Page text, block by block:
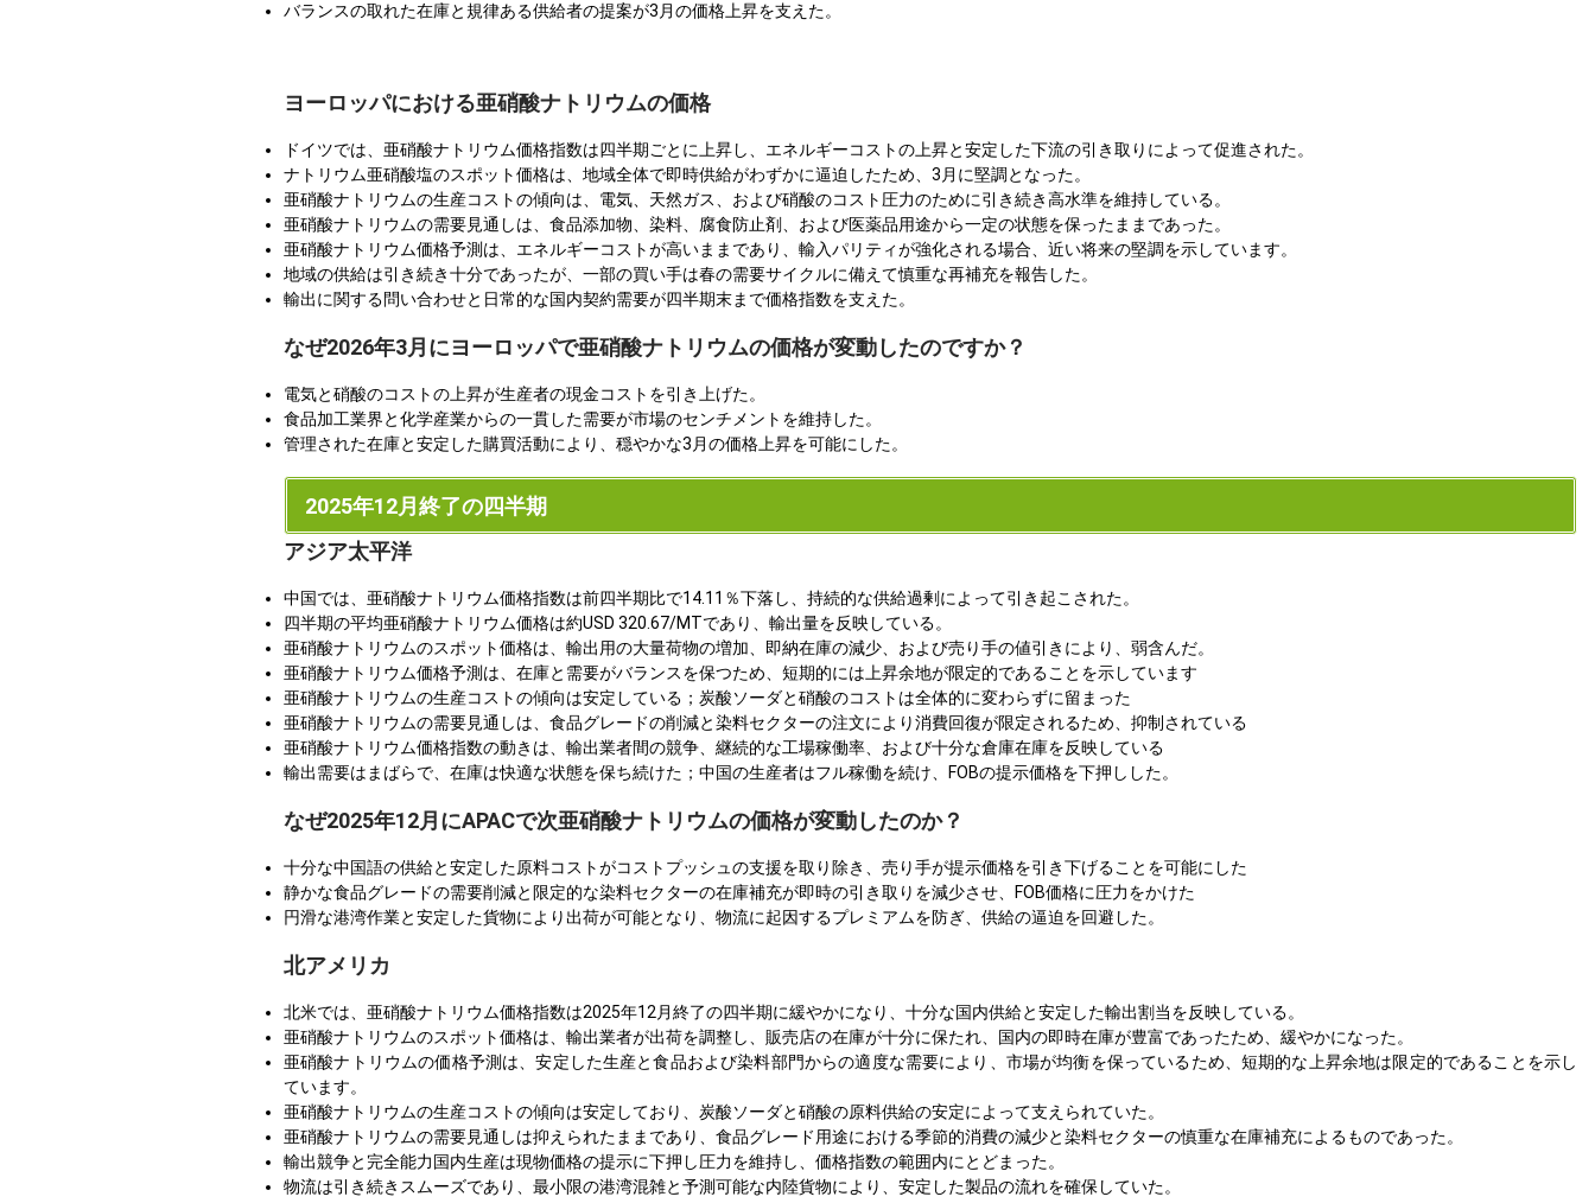
バランスの取れた在庫と規律ある供給者の提案が3月の価格上昇を支えた。
ヨーロッパにおける亜硝酸ナトリウムの価格
ドイツでは、亜硝酸ナトリウム価格指数は四半期ごとに上昇し、エネルギーコストの上昇と安定した下流の引き取りによって促進された。
ナトリウム亜硝酸塩のスポット価格は、地域全体で即時供給がわずかに逼迫したため、3月に堅調となった。
亜硝酸ナトリウムの生産コストの傾向は、電気、天然ガス、および硝酸のコスト圧力のために引き続き高水準を維持している。
亜硝酸ナトリウムの需要見通しは、食品添加物、染料、腐食防止剤、および医薬品用途から一定の状態を保ったままであった。
亜硝酸ナトリウム価格予測は、エネルギーコストが高いままであり、輸入パリティが強化される場合、近い将来の堅調を示しています。
地域の供給は引き続き十分であったが、一部の買い手は春の需要サイクルに備えて慎重な再補充を報告した。
輸出に関する問い合わせと日常的な国内契約需要が四半期末まで価格指数を支えた。
なぜ2026年3月にヨーロッパで亜硝酸ナトリウムの価格が変動したのですか？
電気と硝酸のコストの上昇が生産者の現金コストを引き上げた。
食品加工業界と化学産業からの一貫した需要が市場のセンチメントを維持した。
管理された在庫と安定した購買活動により、穏やかな3月の価格上昇を可能にした。
2025年12月終了の四半期
アジア太平洋
中国では、亜硝酸ナトリウム価格指数は前四半期比で14.11％下落し、持続的な供給過剰によって引き起こされた。
四半期の平均亜硝酸ナトリウム価格は約USD 320.67/MTであり、輸出量を反映している。
亜硝酸ナトリウムのスポット価格は、輸出用の大量荷物の増加、即納在庫の減少、および売り手の値引きにより、弱含んだ。
亜硝酸ナトリウム価格予測は、在庫と需要がバランスを保つため、短期的には上昇余地が限定的であることを示しています
亜硝酸ナトリウムの生産コストの傾向は安定している；炭酸ソーダと硝酸のコストは全体的に変わらずに留まった
亜硝酸ナトリウムの需要見通しは、食品グレードの削減と染料セクターの注文により消費回復が限定されるため、抑制されている
亜硝酸ナトリウム価格指数の動きは、輸出業者間の競争、継続的な工場稼働率、および十分な倉庫在庫を反映している
輸出需要はまばらで、在庫は快適な状態を保ち続けた；中国の生産者はフル稼働を続け、FOBの提示価格を下押しした。
なぜ2025年12月にAPACで次亜硝酸ナトリウムの価格が変動したのか？
十分な中国語の供給と安定した原料コストがコストプッシュの支援を取り除き、売り手が提示価格を引き下げることを可能にした
静かな食品グレードの需要削減と限定的な染料セクターの在庫補充が即時の引き取りを減少させ、FOB価格に圧力をかけた
円滑な港湾作業と安定した貨物により出荷が可能となり、物流に起因するプレミアムを防ぎ、供給の逼迫を回避した。
北アメリカ
北米では、亜硝酸ナトリウム価格指数は2025年12月終了の四半期に緩やかになり、十分な国内供給と安定した輸出割当を反映している。
亜硝酸ナトリウムのスポット価格は、輸出業者が出荷を調整し、販売店の在庫が十分に保たれ、国内の即時在庫が豊富であったため、緩やかになった。
亜硝酸ナトリウムの価格予測は、安定した生産と食品および染料部門からの適度な需要により、市場が均衡を保っているため、短期的な上昇余地は限定的であることを示し
ています。
亜硝酸ナトリウムの生産コストの傾向は安定しており、炭酸ソーダと硝酸の原料供給の安定によって支えられていた。
亜硝酸ナトリウムの需要見通しは抑えられたままであり、食品グレード用途における季節的消費の減少と染料セクターの慎重な在庫補充によるものであった。
輸出競争と完全能力国内生産は現物価格の提示に下押し圧力を維持し、価格指数の範囲内にとどまった。
物流は引き続きスムーズであり、最小限の港湾混雑と予測可能な内陸貨物により、安定した製品の流れを確保していた。